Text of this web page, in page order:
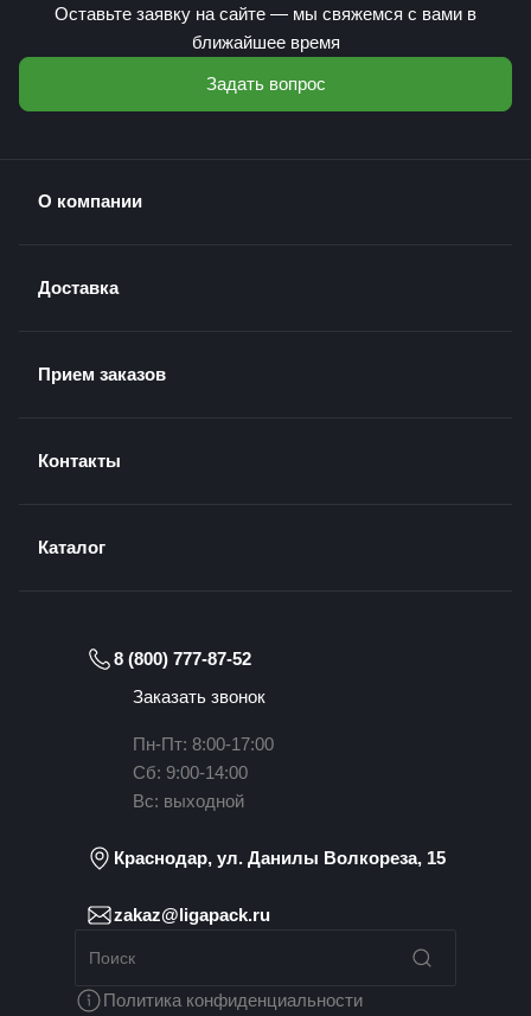
Оставьте заявку на сайте — мы свяжемся с вами в
ближайшее время
Задать вопрос
О компании
Доставка
Прием заказов
Контакты
Каталог
8 (800) 777-87-52
Заказать звонок
Пн-Пт: 8:00-17:00
Сб: 9:00-14:00
Вс: выходной
Краснодар, ул. Данилы Волкореза, 15
zakaz@ligapack.ru
Политика конфиденциальности